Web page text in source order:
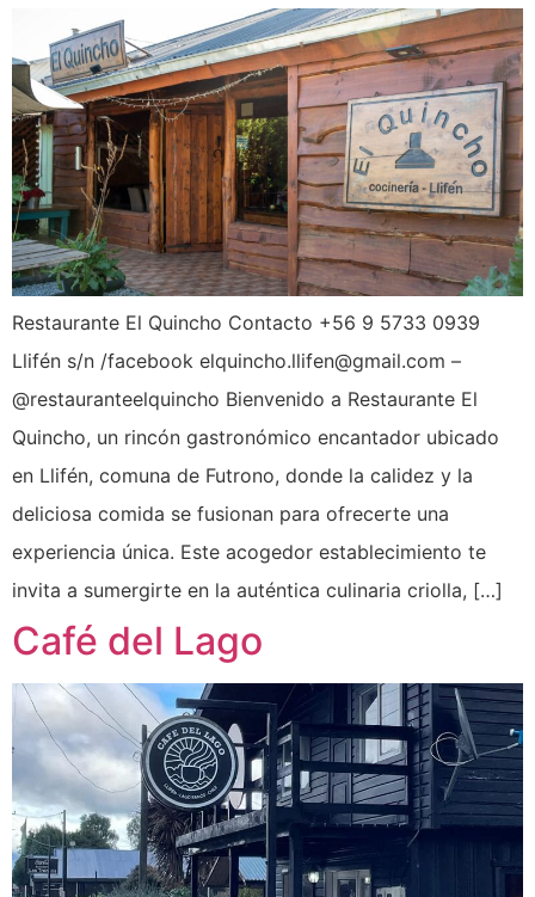
Restaurante El Quincho Contacto +56 9 5733 0939
Llifén s/n /facebook elquincho.llifen@gmail.com –
@restauranteelquincho Bienvenido a Restaurante El
Quincho, un rincón gastronómico encantador ubicado
en Llifén, comuna de Futrono, donde la calidez y la
deliciosa comida se fusionan para ofrecerte una
experiencia única. Este acogedor establecimiento te
invita a sumergirte en la auténtica culinaria criolla, […]
Café del Lago